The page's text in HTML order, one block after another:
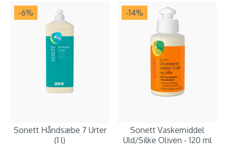
-6%
Sonett Håndsæbe 7 Urter
(1 l)
-14%
Sonett Vaskemiddel
Uld/Silke Oliven - 120 ml